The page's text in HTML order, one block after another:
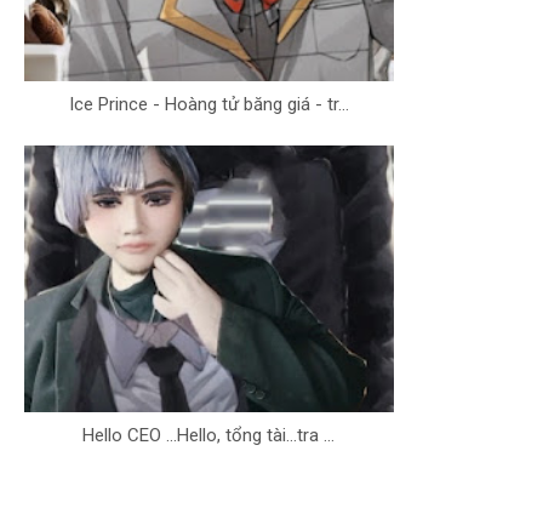
Ice Prince - Hoàng tử băng giá - tr...
Hello CEO ...Hello, tổng tài...tra ...